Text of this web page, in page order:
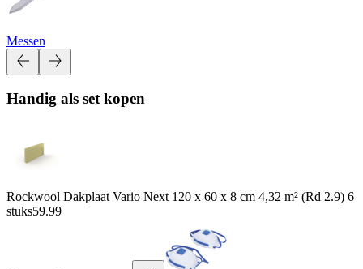
Messen
Handig als set kopen
Rockwool Dakplaat Vario Next 120 x 60 x 8 cm 4,32 m² (Rd 2.9) 6
stuks59.99